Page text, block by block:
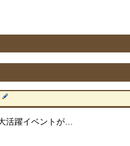
活躍イベントが…